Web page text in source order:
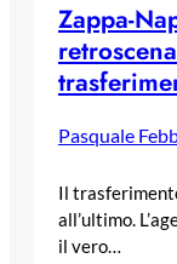
Zappa-
Pasquale
Il
all’ultimo.
il vero…